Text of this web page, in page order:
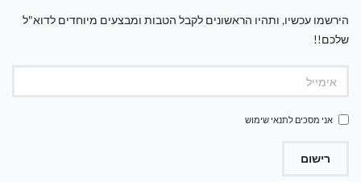
הירשמו עכשיו, ותהיו הראשונים לקבל הטבות ומבצעים מיוחדים לדוא"ל
שלכם!!
אני מסכים לתנאי שימוש
רישום